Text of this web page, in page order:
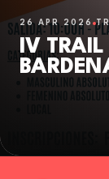
26 APR 2026
IV TRAIL